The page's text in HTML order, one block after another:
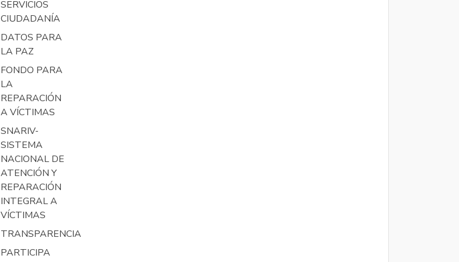
SERVICIOS
CIUDADANÍA
DATOS PARA
LA PAZ
FONDO PARA
LA
REPARACIÓN
A VÍCTIMAS
SNARIV-
SISTEMA
NACIONAL DE
ATENCIÓN Y
REPARACIÓN
INTEGRAL A
VÍCTIMAS
TRANSPARENCIA
PARTICIPA